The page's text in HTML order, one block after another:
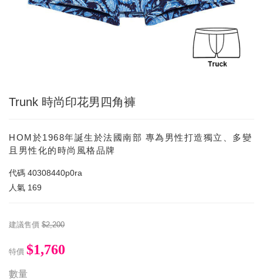
Trunk 時尚印花男四角褲
HOM於1968年誕生於法國南部 專為男性打造獨立、多變
且男性化的時尚風格品牌
代碼 40308440p0ra
人氣 169
建議售價 $2,200
特價 $1,760
數量